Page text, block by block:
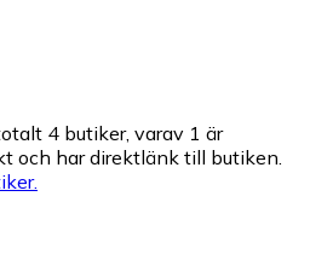
4 butiker, varav 1 är
och har direktlänk till butiken.